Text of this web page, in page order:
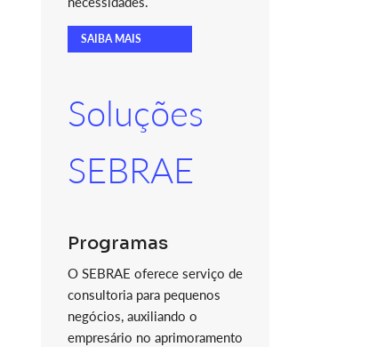
SAIBA MAIS
Soluções
SEBRAE
Programas
O SEBRAE oferece serviço de
consultoria para pequenos
negócios, auxiliando o
empresário no aprimoramento